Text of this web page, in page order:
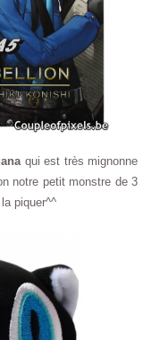
qui est très mignonne
notre petit monstre de 3
piquer^^